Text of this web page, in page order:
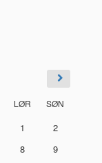
LØR SØN
1
2
8
9